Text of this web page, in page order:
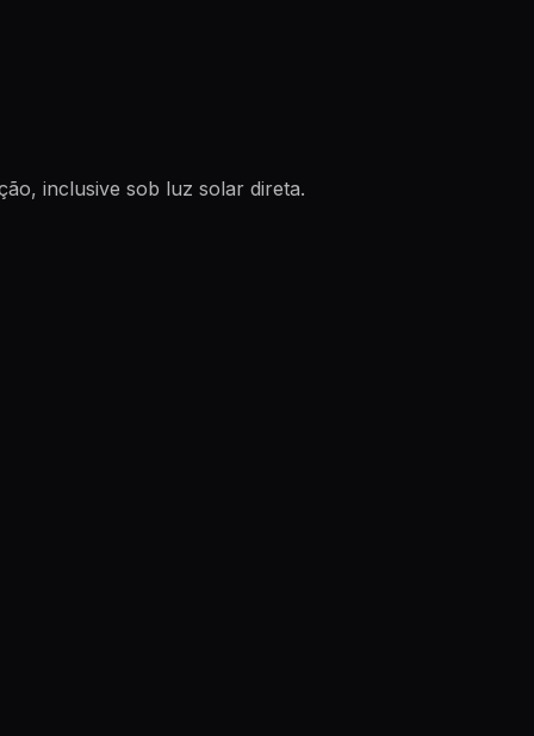
inclusive sob luz solar direta.